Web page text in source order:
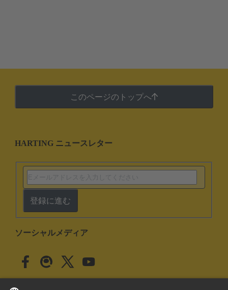
このページのトップへ
HARTING ニュースレター
登録に進む
ソーシャルメディア